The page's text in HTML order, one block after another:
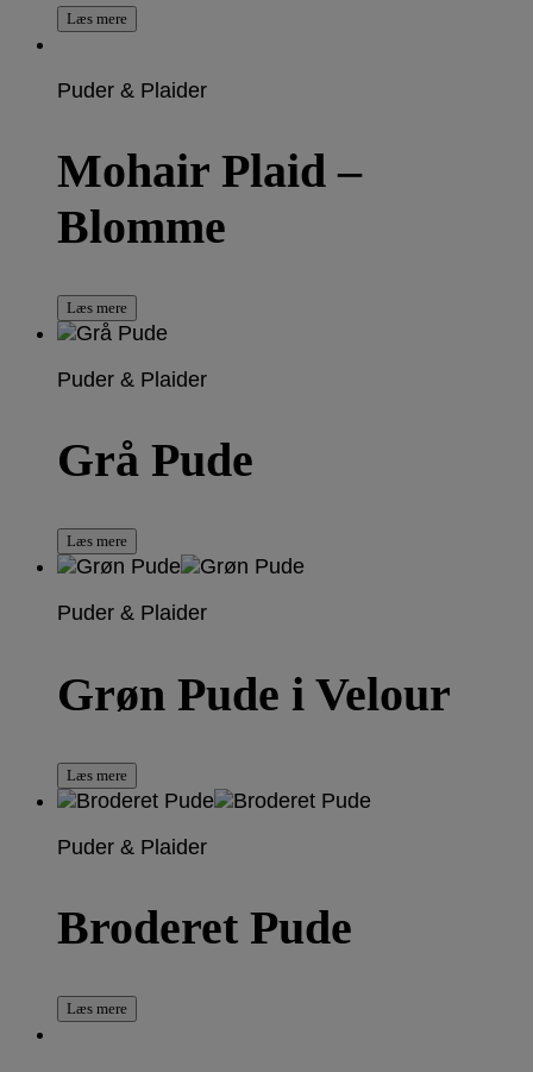
Læs mere
Puder & Plaider
Mohair Plaid –
Blomme
Læs mere
Puder & Plaider
Grå Pude
Læs mere
Puder & Plaider
Grøn Pude i Velour
Læs mere
Puder & Plaider
Broderet Pude
Læs mere